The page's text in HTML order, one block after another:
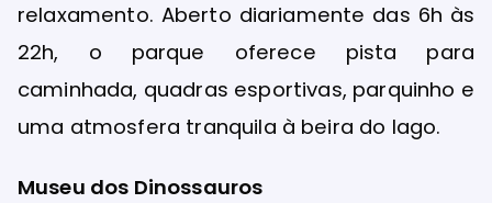
relaxamento. Aberto diariamente das 6h às
22h, o parque oferece pista para
caminhada, quadras esportivas, parquinho e
uma atmosfera tranquila à beira do lago.
Museu dos Dinossauros